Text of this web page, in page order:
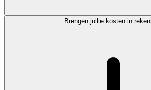
Brengen jullie kosten in